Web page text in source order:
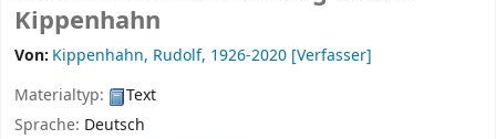
Kippenhahn
Von: Kippenhahn, Rudolf, 1926-2020 [Verfasser]
Materialtyp:
Text
Sprache: Deutsch